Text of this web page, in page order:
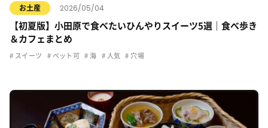
お土産 2026/05/04
【初夏版】小田原で食べたいひんやりスイーツ5選｜食べ歩き
＆カフェまとめ
スイーツ ペット可 海 人気 穴場